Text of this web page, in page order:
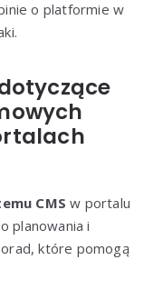
o platformie w
CMS w portalu
planowania i
które pomogą